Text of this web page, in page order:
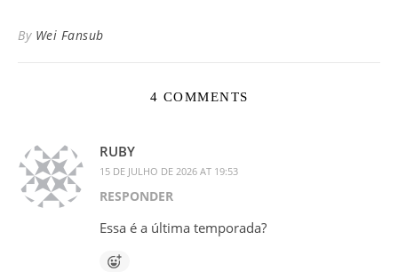
By Wei Fansub
4 COMMENTS
RUBY
15 DE JULHO DE 2026 AT 19:53
RESPONDER
Essa é a última temporada?